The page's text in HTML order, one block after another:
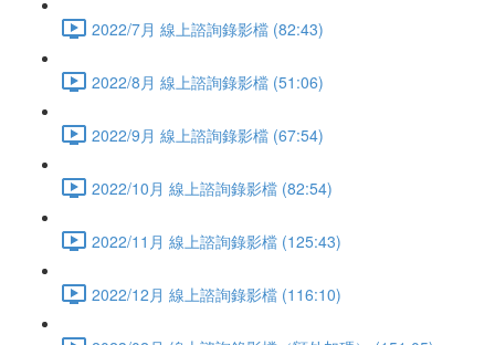
2022/7月 線上諮詢錄影檔 (82:43)
2022/8月 線上諮詢錄影檔 (51:06)
2022/9月 線上諮詢錄影檔 (67:54)
2022/10月 線上諮詢錄影檔 (82:54)
2022/11月 線上諮詢錄影檔 (125:43)
2022/12月 線上諮詢錄影檔 (116:10)